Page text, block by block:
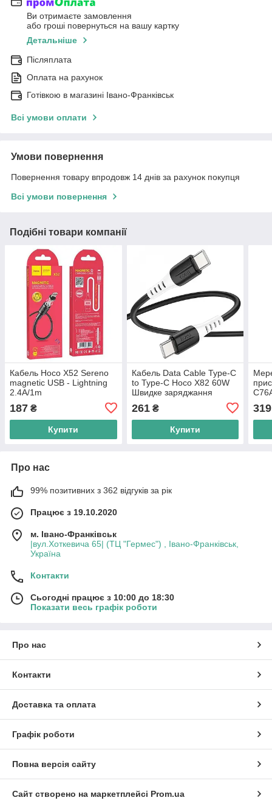
Ви отримаєте замовлення
або гроші повернуться на вашу картку
Детальніше
Післяплата
Оплата на рахунок
Готівкою в магазині Івано-Франківськ
Всі умови оплати
Умови повернення
Повернення товару впродовж 14 днів за рахунок покупця
Всі умови повернення
Подібні товари компанії
Кабель Hoco X52 Sereno
magnetic USB - Lightning
2.4A/1m
187 ₴
Купити
Кабель Data Cable Type-C
to Type-C Hoco X82 60W
Швидке заряджання
261₴
Купити
319
Про нас
99% позитивних з 362 відгуків за рік
Працює з 19.10.2020
м. Івано-Франківськ
|вул.Хоткевича 65| (ТЦ "Гермес") , Івано-Франківськ,
Україна
Контакти
Сьогодні працює з 10:00 до 18:30
Показати весь графік роботи
Про нас
Контакти
Доставка та оплата
Графік роботи
Повна версія сайту
Сайт створено на маркетплейсі Prom.ua